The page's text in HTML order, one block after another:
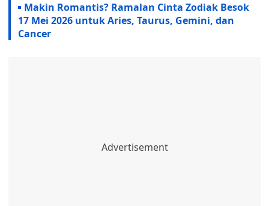
Makin Romantis? Ramalan Cinta Zodiak Besok
17 Mei 2026 untuk Aries, Taurus, Gemini, dan
Cancer